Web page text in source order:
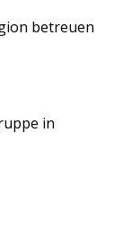
betreuen
in